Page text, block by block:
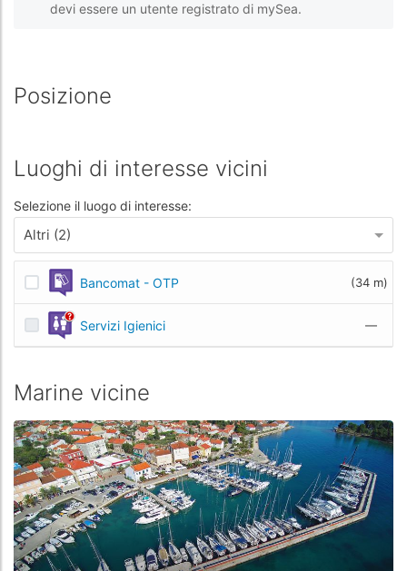
devi essere un utente registrato di mySea.
Posizione
Luoghi di interesse vicini
Selezione il luogo di interesse:
Altri (2)
Bancomat - OTP (34 m)
Servizi Igienici —
Marine vicine